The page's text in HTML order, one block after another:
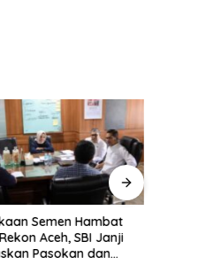
Semen Hambat
Aceh, SBI Janji
Pasokan dan